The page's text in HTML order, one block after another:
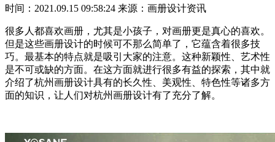
时间：2021.09.15 09:58:24 来源：画册设计资讯
很多人都喜欢画册，尤其是小孩子，对画册更是真心的喜欢。
但是这些画册设计的时候可不那么简单了，它蕴含着很多技
巧。最基本的特点就是吸引大家的注意。这种新颖性、艺术性
是不可或缺的方面。在这方面就进行很多有益的探索，其中就
介绍了杭州画册设计具有的长久性、美观性、特色性等诸多方
面的知识，让人们对杭州画册设计有了充分了解。